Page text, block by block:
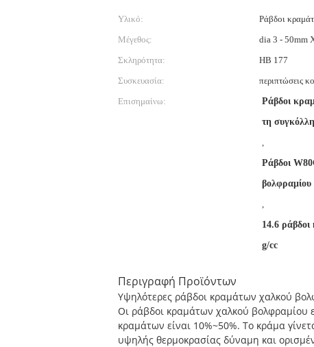
Υλικό: Ράβδοι
Μέγεθος:
dia 3 - 50mm
Σκληρότητα:
HB 177
Συσκευασία:
περιπτώσεις
Επισημαίνω:
Ράβδοι
τη
,
Ράβδοι
βολφραμίου
,
14.6
g/cc
Περιγραφή Προϊόντων
Υψηλότερες ράβδοι κραμάτων χαλκού
Οι ράβδοι κραμάτων χαλκού βολφραμίου
κραμάτων είναι 10%~50%. Το κράμα
υψηλής θερμοκρασίας δύναμη και